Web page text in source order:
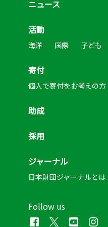
Follow us
ニュース
活動
海洋 国際 子ども
寄付
個人で寄付をお考えの方
助成
採用
ジャーナル
日本財団ジャーナルとは